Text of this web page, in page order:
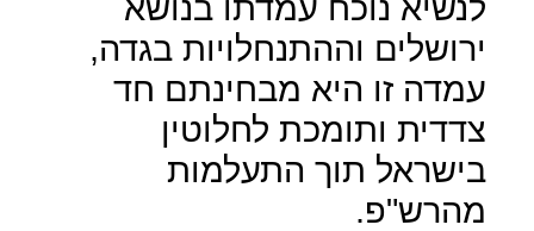
ירושלים וההתנחלויות בגדה,
עמדה זו היא מבחינתם חד
צדדית ותומכת לחלוטין
בישראל תוך התעלמות
מהרש"פ.